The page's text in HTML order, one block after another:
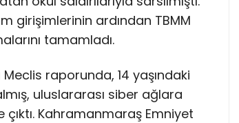
girişimlerinin ardından TBMM
tamamladı.
Meclis raporunda, 14 yaşındaki
uluslararası siber ağlara
Kahramanmaraş Emniyet